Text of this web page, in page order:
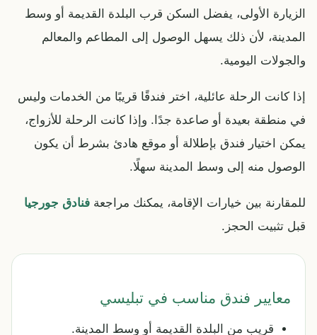
الزيارة الأولى، يفضل السكن قرب البلدة القديمة أو وسط
المدينة، لأن ذلك يسهل الوصول إلى المطاعم والمعالم
والجولات اليومية.
إذا كانت الرحلة عائلية، اختر فندقًا قريبًا من الخدمات وليس
في منطقة بعيدة أو صاعدة جدًا. وإذا كانت الرحلة للأزواج،
يمكن اختيار فندق بإطلالة أو موقع هادئ بشرط أن يكون
الوصول منه إلى وسط المدينة سهلًا.
للمقارنة بين خيارات الإقامة، يمكنك مراجعة فنادق جورجيا
قبل تثبيت الحجز.
معايير فندق مناسب في تبليسي
قريب من البلدة القديمة أو وسط المدينة.